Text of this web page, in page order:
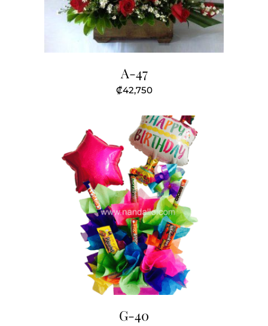
A-47
₡42,750
G-40